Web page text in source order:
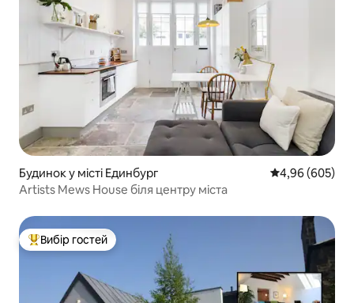
Будинок у місті Единбург Середня
4,96 (605)
Artists Mews House біля центру міста
Топ вибір гостей
Вибір гостей